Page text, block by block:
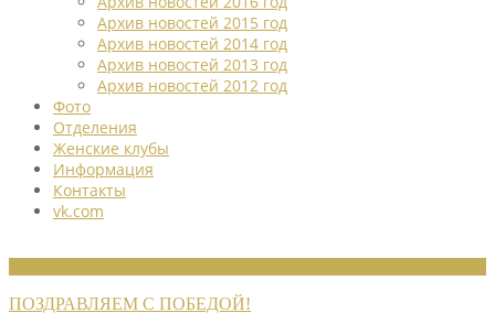
Архив новостей 2015 год
Архив новостей 2014 год
Архив новостей 2013 год
Архив новостей 2012 год
Фото
Отделения
Женские клубы
Информация
Контакты
vk.com
ПОЗДРАВЛЯЕМ С ПОБЕДОЙ!